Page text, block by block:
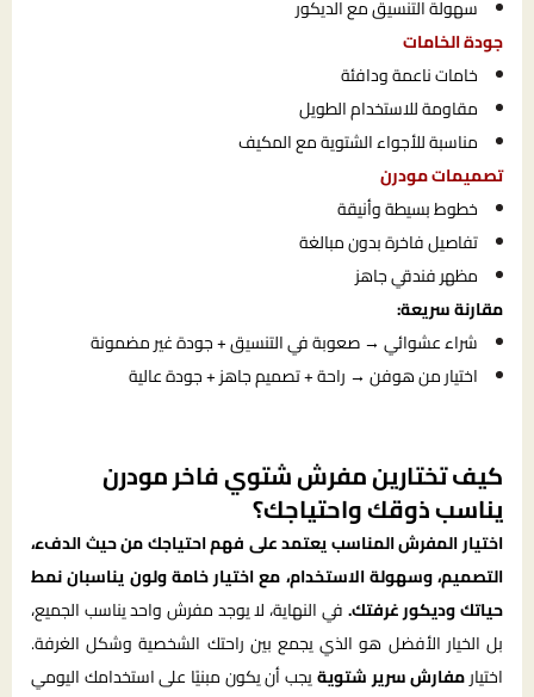
سهولة التنسيق مع الديكور
جودة الخامات
خامات ناعمة ودافئة
مقاومة للاستخدام الطويل
مناسبة للأجواء الشتوية مع المكيف
تصميمات مودرن
خطوط بسيطة وأنيقة
تفاصيل فاخرة بدون مبالغة
مظهر فندقي جاهز
مقارنة سريعة:
شراء عشوائي → صعوبة في التنسيق + جودة غير مضمونة
اختيار من هوفن → راحة + تصميم جاهز + جودة عالية
كيف تختارين مفرش شتوي فاخر مودرن
يناسب ذوقك واحتياجك؟
اختيار المفرش المناسب يعتمد على فهم احتياجك من حيث الدفء،
التصميم، وسهولة الاستخدام، مع اختيار خامة ولون يناسبان نمط
حياتك وديكور غرفتك.في النهاية، لا يوجد مفرش واحد يناسب الجميع،
بل الخيار الأفضل هو الذي يجمع بين راحتك الشخصية وشكل الغرفة.
اختيارمفارش سرير شتويةيجب أن يكون مبنيًا على استخدامك اليومي